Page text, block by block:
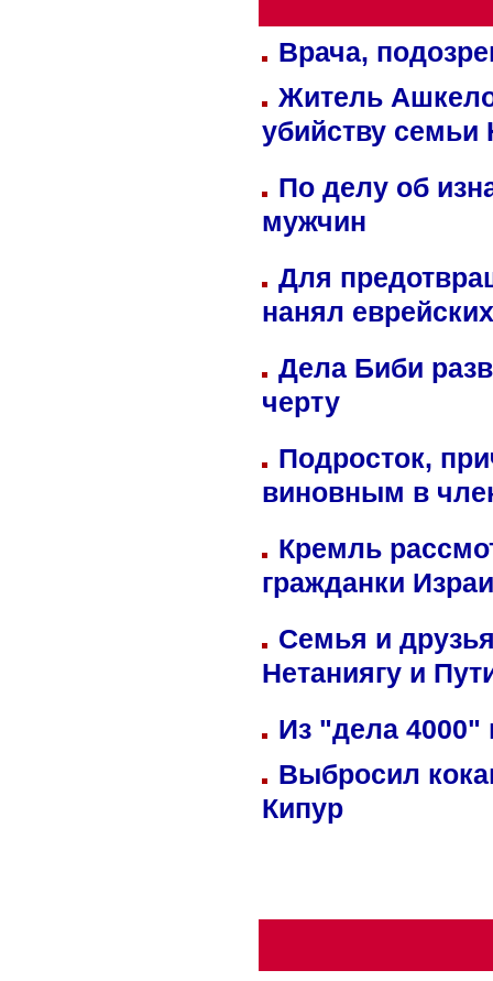
Врача,
Житель
убийству семьи
По делу об
мужчин
Для
нанял
Дела Биби
черту
Подросток,
виновным в
Кремль
гражданки
Семья и
Нетаниягу и
Из "дела 4000"
Выбросил
Кипур